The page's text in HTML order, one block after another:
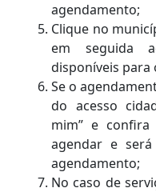
agendamento;
Clique no
em seguida
disponíveis para
Se o
do acesso
mim” e confira
agendar e
agendamento;
No caso de